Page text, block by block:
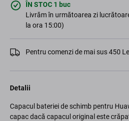
ÎN STOC 1 buc
Livrăm în următoarea zi
la ora 15:00)
Pentru comenzi de mai sus 450
Detalii
Capacul bateriei de schimb pentru
capac dacă capacul original este